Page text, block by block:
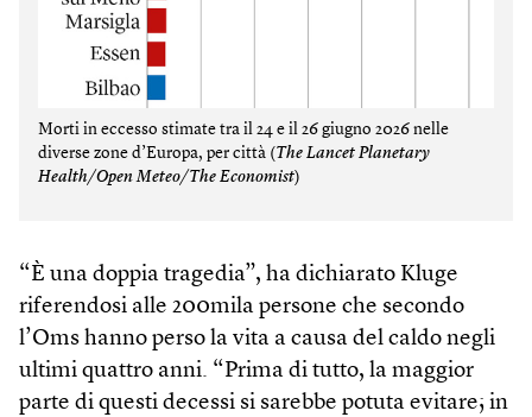
Morti in eccesso stimate tra il 24 e il 26 giugno 2026 nelle
diverse zone d’Europa, per città (The Lancet Planetary
Health/Open Meteo/The Economist)
“È una doppia tragedia”, ha dichiarato Kluge
riferendosi alle 200mila persone che secondo
l’Oms hanno perso la vita a causa del caldo negli
ultimi quattro anni. “Prima di tutto, la maggior
parte di questi decessi si sarebbe potuta evitare; in